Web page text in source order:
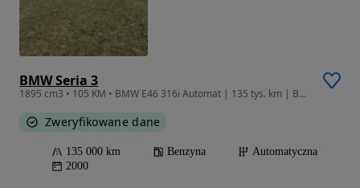
BMW Seria 3
1895 cm3 • 105 KM • BMW E46 316i Automat | 135 tys. km | Bezwypadkowy | Bardzo ładny stan
Zweryfikowane dane
135 000 km Benzyna
Automatyczna
2000